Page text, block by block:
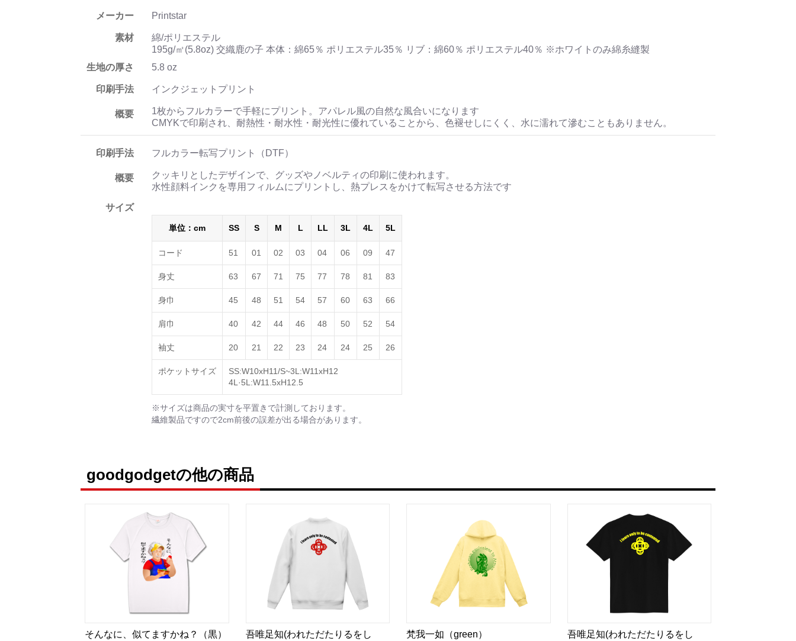
メーカー Printstar
素材
綿/ポリエステル
195g/㎡(5.8oz) 交織鹿の子 本体：綿65％ ポリエステル35％ リブ：綿60％ ポリエステル40％ ※ホワイトのみ綿糸縫製
生地の厚さ
5.8 oz
印刷手法 インクジェットプリント
概要
1枚からフルカラーで手軽にプリント。アパレル風の自然な風合いになります
CMYKで印刷され、耐熱性・耐水性・耐光性に優れていることから、色褪せしにくく、水に濡れて滲むこともありません。
印刷手法 フルカラー転写プリント（DTF）
概要
クッキリとしたデザインで、グッズやノベルティの印刷に使われます。
水性顔料インクを専用フィルムにプリントし、熱プレスをかけて転写させる方法です
サイズ
単位：cm SS S M L LL 3L 4L 5L
コード 51 01 02 03 04 06 09 47
身丈 63 67 71 75 77 78 81 83
身巾 45 48 51 54 57 60 63 66
肩巾 40 42 44 46 48 50 52 54
袖丈 20 21 22 23 24 24 25 26
ポケットサイズ
SS:W10хH11/S~3L:W11хH12
4L·5L:W11.5хH12.5
※サイズは商品の実寸を平置きで計測しております。
繊維製品ですので2cm前後の誤差が出る場合があります。
goodgodgetの他の商品
そんなに、似てますかね？（黒）
吾唯足知(われただたりるをし
梵我一如（green）
吾唯足知(われただたりるをし